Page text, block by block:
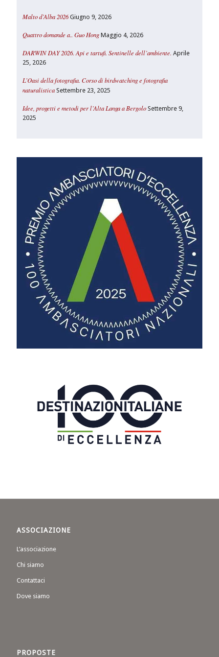
Malto d’Alba 2026 Giugno 9, 2026
Quattro domande a.. Guo Hong Maggio 4, 2026
DARWIN DAY 2026. Api e tartufi. Sentinelle dell’ambiente. Aprile
25, 2026
L’Oasi della fotografia. Corso di birdwatching e fotografia
naturalistica Settembre 23, 2025
Idee, progetti e metodi per l’Alta Langa a Bergolo Settembre 9,
2025
ASSOCIAZIONE
L’associazione
Chi siamo
Contattaci
Dove siamo
PROPOSTE